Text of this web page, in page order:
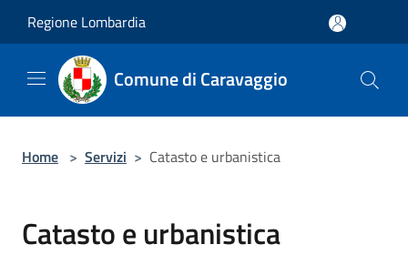
Regione Lombardia
Comune di Caravaggio
Home > Servizi > Catasto e urbanistica
Catasto e urbanistica